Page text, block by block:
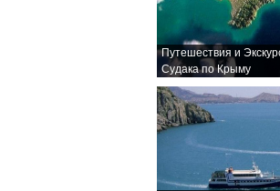
Путешествия и
Судака по Крыму